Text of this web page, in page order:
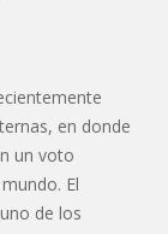
en donde
un voto
El
de los